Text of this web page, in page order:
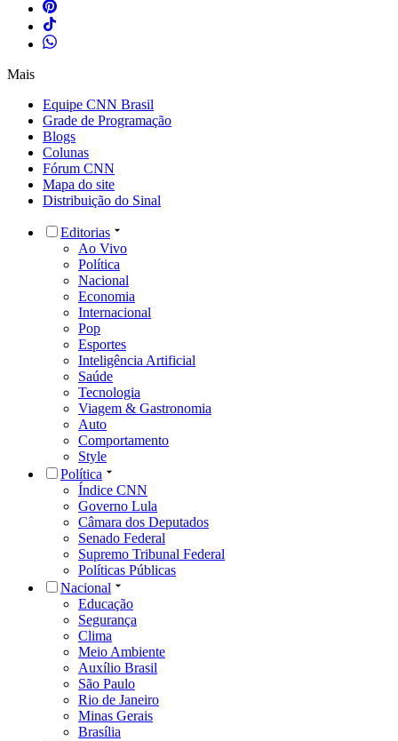
Mais
Equipe CNN Brasil
Grade de Programação
Blogs
Colunas
Fórum CNN
Mapa do site
Distribuição do Sinal
Editorias
Ao Vivo
Política
Nacional
Economia
Internacional
Pop
Esportes
Inteligência Artificial
Saúde
Tecnologia
Viagem & Gastronomia
Auto
Comportamento
Style
Política
Índice CNN
Governo Lula
Câmara dos Deputados
Senado Federal
Supremo Tribunal Federal
Políticas Públicas
Nacional
Educação
Segurança
Clima
Meio Ambiente
Auxílio Brasil
São Paulo
Rio de Janeiro
Minas Gerais
Brasília